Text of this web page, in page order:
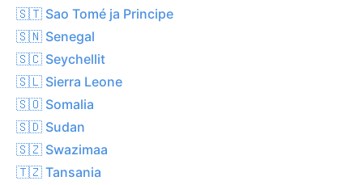
🇸🇹 Sao Tomé ja Principe
🇸🇳 Senegal
🇸🇨 Seychellit
🇸🇱 Sierra Leone
🇸🇴 Somalia
🇸🇩 Sudan
🇸🇿 Swazimaa
🇹🇿 Tansania